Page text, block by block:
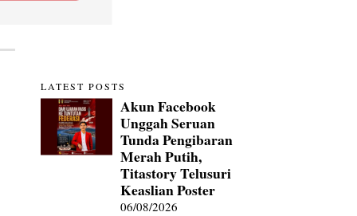
LATEST POSTS
Akun Facebook
Unggah Seruan
Tunda Pengibaran
Merah Putih,
Titastory Telusuri
Keaslian Poster
06/08/2026